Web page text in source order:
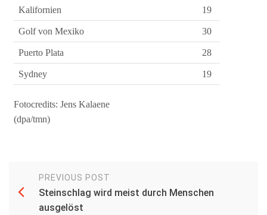
Kalifornien 19
Golf von Mexiko 30
Puerto Plata 28
Sydney 19
Fotocredits: Jens Kalaene
(dpa/tmn)
PREVIOUS POST
Steinschlag wird meist durch Menschen
ausgelöst